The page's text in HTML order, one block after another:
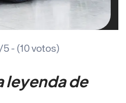
5 - (10 votos)
leyenda de